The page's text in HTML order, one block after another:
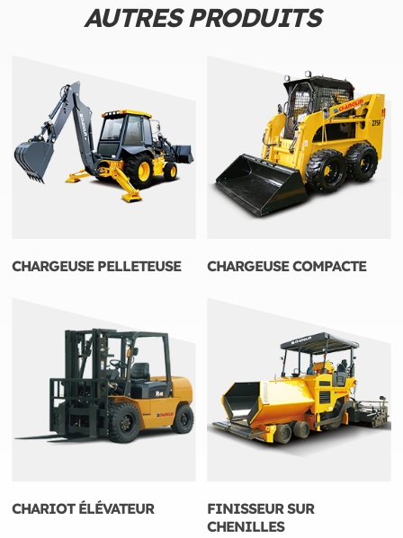
AUTRES PRODUITS
CHARGEUSE PELLETEUSE CHARGEUSE COMPACTE
CHARIOT ÉLÉVATEUR
FINISSEUR SUR
CHENILLES